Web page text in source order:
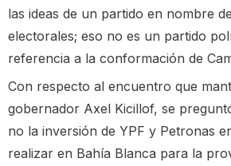
las ideas de un partido en nombre
electorales; eso no es un partido
referencia a la conformación de
Con respecto al encuentro que
gobernador Axel Kicillof, se
no la inversión de YPF y Petronas
realizar en Bahía Blanca para la